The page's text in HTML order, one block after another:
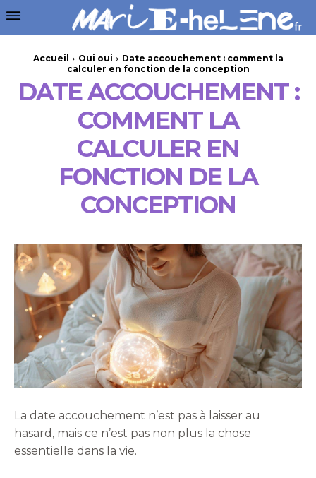
Accueil Oui oui
Date accouchement : comment la
calculer en fonction de la conception
DATE ACCOUCHEMENT :
COMMENT LA
CALCULER EN
FONCTION DE LA
CONCEPTION
La date accouchement n’est pas à laisser au
hasard, mais ce n’est pas non plus la chose
essentielle dans la vie.